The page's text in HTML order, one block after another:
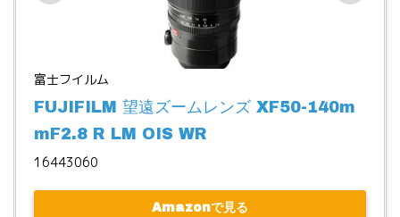
富士フイルム
FUJIFILM 望遠ズームレンズ XF50-140m
mF2.8 R LM OIS WR
16443060
Amazonで見る